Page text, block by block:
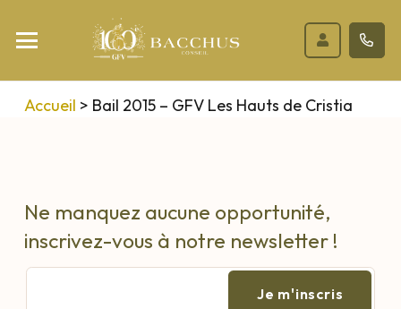
Accueil > Bail 2015 – GFV Les Hauts de Cristia
Ne manquez aucune opportunité,
inscrivez-vous à notre newsletter !